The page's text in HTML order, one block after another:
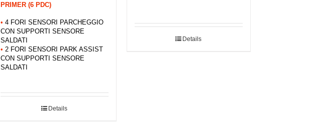
PRIMER (6 PDC)
• 4 FORI SENSORI PARCHEGGIO
CON SUPPORTI SENSORE
SALDATI
• 2 FORI SENSORI PARK ASSIST
CON SUPPORTI SENSORE
SALDATI
Details
Details